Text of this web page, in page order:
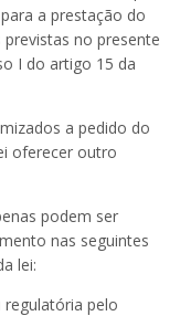
a prestação do
no presente
I do artigo 15 da
a pedido do
oferecer outro
podem ser
nas seguintes
lei:
pelo